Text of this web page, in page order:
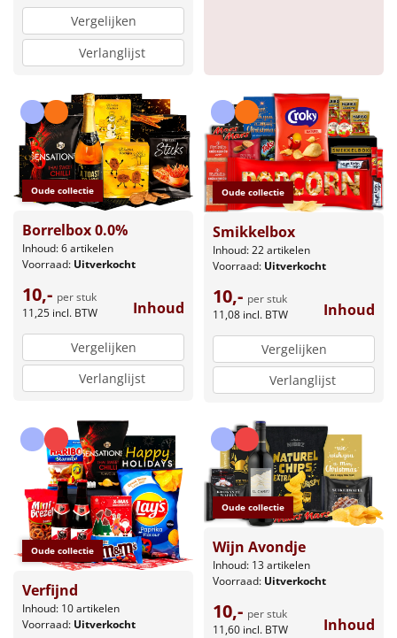
Alle artikelen
Overige
Personeel
Doe het zelf
Sinterklaaspakketten
Particulier
Kerstgeschenken 2026
Relatiegeschenken
Cadeaubon
Per stuk
Alle overige
Vergelijken
Verlanglijst
Oude collectie
Borrelbox 0.0%
Inhoud: 6 artikelen
Voorraad: Uitverkocht
10,- per stuk
11,25 incl. BTW Inhoud
Vergelijken
Verlanglijst
Oude collectie
Smikkelbox
Inhoud: 22 artikelen
Voorraad: Uitverkocht
10,- per stuk
11,08 incl. BTW Inhoud
Vergelijken
Verlanglijst
Oude collectie
Verfijnd
Inhoud: 10 artikelen
Voorraad: Uitverkocht
Oude collectie
Wijn Avondje
Inhoud: 13 artikelen
Voorraad: Uitverkocht
10,- per stuk
11,60 incl. BTW Inhoud